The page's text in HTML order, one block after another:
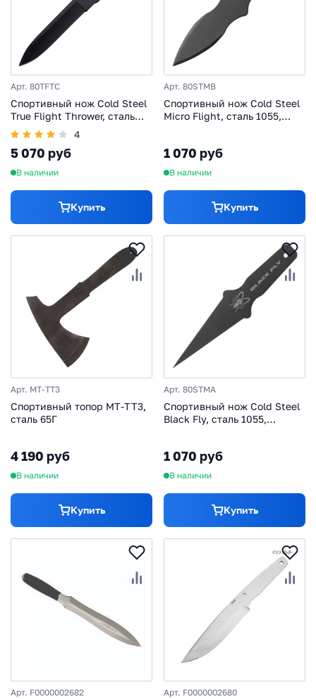
Арт. 80TFTC
Спортивный нож Cold Steel
True Flight Thrower, сталь
1055C, рукоять паракорд,
черный/зеленый
4
5 070 руб
В наличии
Купить
Арт. 80STMB
Спортивный нож Cold Steel
Micro Flight, сталь 1055,
1 070 руб
В наличии
Купить
Арт. MT-TT3
Спортивный топор MT-TT3,
сталь 65Г
4 190 руб
В наличии
Купить
Арт. 80STMA
Спортивный нож Cold Steel
Black Fly, сталь 1055,
1 070 руб
В наличии
Купить
Арт. F0000002682 Арт. F0000002680